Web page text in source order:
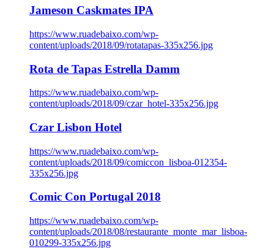
Jameson Caskmates IPA
https://www.ruadebaixo.com/wp-
content/uploads/2018/09/rotatapas-335x256.jpg
Rota de Tapas Estrella Damm
https://www.ruadebaixo.com/wp-
content/uploads/2018/09/czar_hotel-335x256.jpg
Czar Lisbon Hotel
https://www.ruadebaixo.com/wp-
content/uploads/2018/09/comiccon_lisboa-012354-
335x256.jpg
Comic Con Portugal 2018
https://www.ruadebaixo.com/wp-
content/uploads/2018/08/restaurante_monte_mar_lisboa-
010299-335x256.jpg